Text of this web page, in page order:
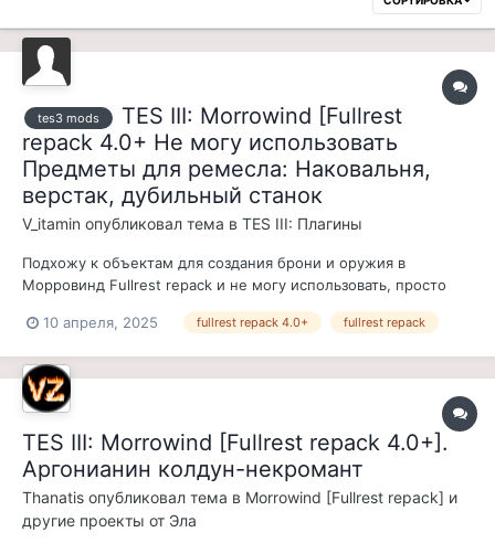
tes3 mods
TES III: Morrowind [Fullrest
repack 4.0+ Не могу использовать
Предметы для ремесла: Наковальня,
верстак, дубильный станок
V_itamin опубликовал тема в TES III: Плагины
Подхожу к объектам для создания брони и оружия в
Морровинд Fullrest repack и не могу использовать, просто
Может нужен какой ни будь предмет для этого, хотя молот в
10 апреля, 2025 fullrest repack 4.0+ fullrest repack
TES III: Morrowind [Fullrest repack 4.0+].
Аргонианин колдун-некромант
Thanatis опубликовал тема в Morrowind [Fullrest repack] и
другие проекты от Эла